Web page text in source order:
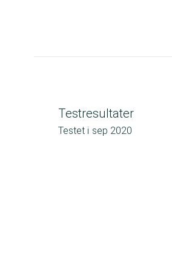
Testresultater
Testet i sep 2020